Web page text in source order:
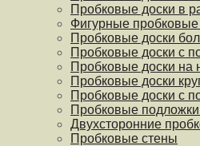
Пробковые доски в
Фигурные пробковые
Пробковые доски
Пробковые доски с
Пробковые доски на
Пробковые доски
Пробковые доски с
Пробковые
Двухсторонние
Пробковые стены